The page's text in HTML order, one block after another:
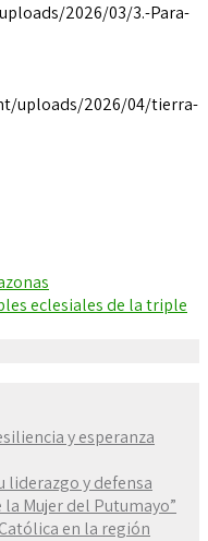
2026/03/3.-Para-
uploads/2026/04/tierra-
eclesiales de la triple
y esperanza
liderazgo y defensa
Mujer del Putumayo”
en la región